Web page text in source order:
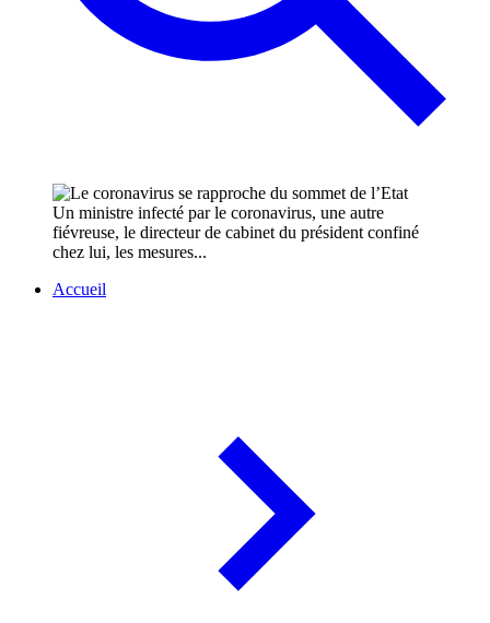
Un ministre infecté par le coronavirus, une autre
fiévreuse, le directeur de cabinet du président confiné
chez lui, les mesures...
Accueil